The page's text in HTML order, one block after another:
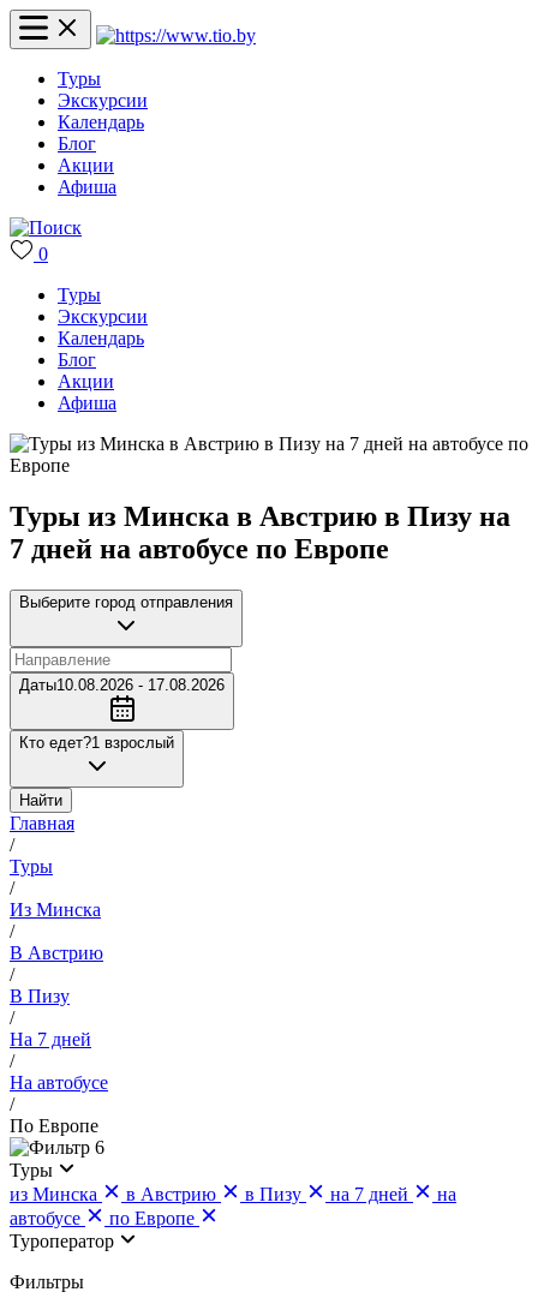
Туры
Экскурсии
Календарь
Блог
Акции
Афиша
0
Туры
Экскурсии
Календарь
Блог
Акции
Афиша
Туры из Минска в Австрию в Пизу на
7 дней на автобусе по Европе
Выберите город отправления
Даты10.08.2026 - 17.08.2026
Кто едет?1 взрослый
Найти
Главная
/
Туры
/
Из Минска
/
В Австрию
/
В Пизу
/
На 7 дней
/
На автобусе
/
По Европе
6
Туры
из Минска
в Австрию в Пизу на 7 дней
на
автобусе
по Европе
Туроператор
Фильтры